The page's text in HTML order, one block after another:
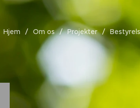
Hjem Om os Projekter